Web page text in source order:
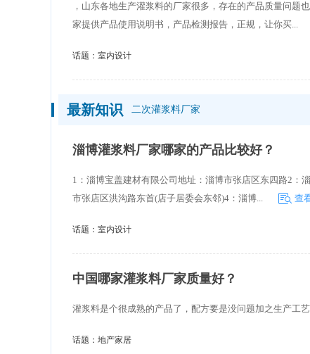
，山东各地生产灌浆料的厂家很多，存在的产品质量问
家提供产品使用说明书，产品检测报告，正规，让你买...
话题： 室内设计
最新知识 二次灌浆料厂家
淄博灌浆料厂家哪家的产品比较好？
1：淄博宝盖建材有限公司地址：淄博市张店区东四路2：
市张店区洪沟路东首(店子居委会东邻)4：淄博...
查
话题： 室内设计
中国哪家灌浆料厂家质量好？
灌浆料是个很成熟的产品了，配方要是没问题加之生产工
话题： 地产家居